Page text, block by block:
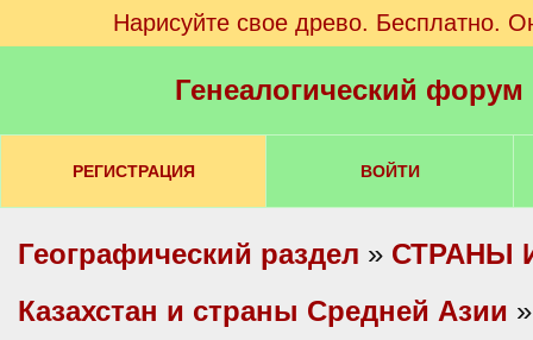
Нарисуйте свое древо. Бесплатно.
Генеалогический
РЕГИСТРАЦИЯ ВОЙТИ
Географический раздел » СТРАНЫ
Казахстан и страны Средней Азии